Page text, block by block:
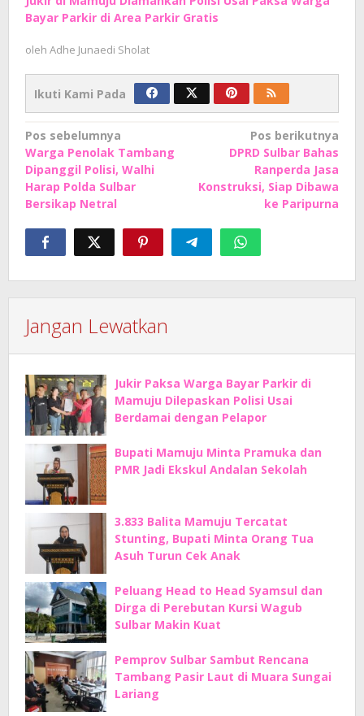
Bayar Parkir di Area Parkir Gratis
oleh Adhe Junaedi Sholat
Ikuti Kami Pada
Navigasi
pos
Pos sebelumnya
Warga Penolak Tambang
Dipanggil Polisi, Walhi
Harap Polda Sulbar
Bersikap Netral
Pos berikutnya
DPRD Sulbar Bahas
Ranperda Jasa
Konstruksi, Siap Dibawa
ke Paripurna
Jangan Lewatkan
Jukir Paksa Warga Bayar Parkir di
Mamuju Dilepaskan Polisi Usai
Berdamai dengan Pelapor
Bupati Mamuju Minta Pramuka dan
PMR Jadi Ekskul Andalan Sekolah
3.833 Balita Mamuju Tercatat
Stunting, Bupati Minta Orang Tua
Asuh Turun Cek Anak
Peluang Head to Head Syamsul dan
Dirga di Perebutan Kursi Wagub
Sulbar Makin Kuat
Pemprov Sulbar Sambut Rencana
Tambang Pasir Laut di Muara Sungai
Lariang